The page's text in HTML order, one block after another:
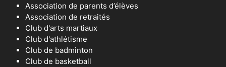
Association de parents d’élèves
Association de retraités
Club d'arts martiaux
Club d'athlétisme
Club de badminton
Club de basketball